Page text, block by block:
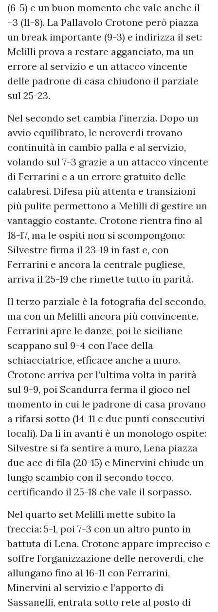
(6-5) e un buon momento che vale anche il
+3 (11-8). La Pallavolo Crotone però piazza
un break importante (9-3) e indirizza il set:
Melilli prova a restare agganciato, ma un
errore al servizio e un attacco vincente
delle padrone di casa chiudono il parziale
sul 25-23.
Nel secondo set cambia l’inerzia. Dopo un
avvio equilibrato, le neroverdi trovano
continuità in cambio palla e al servizio,
volando sul 7-3 grazie a un attacco vincente
di Ferrarini e a un errore gratuito delle
calabresi. Difesa più attenta e transizioni
più pulite permettono a Melilli di gestire un
vantaggio costante. Crotone rientra fino al
18-17, ma le ospiti non si scompongono:
Silvestre firma il 23-19 in fast e, con
Ferrarini e ancora la centrale pugliese,
arriva il 25-19 che rimette tutto in parità.
Il terzo parziale è la fotografia del secondo,
ma con un Melilli ancora più convincente.
Ferrarini apre le danze, poi le siciliane
scappano sul 9-4 con l’ace della
schiacciatrice, efficace anche a muro.
Crotone arriva per l’ultima volta in parità
sul 9-9, poi Scandurra ferma il gioco nel
momento in cui le padrone di casa provano
a rifarsi sotto (14-11 e due punti consecutivi
locali). Da lì in avanti è un monologo ospite:
Silvestre si fa sentire a muro, Lena piazza
due ace di fila (20-15) e Minervini chiude un
lungo scambio con il secondo tocco,
certificando il 25-18 che vale il sorpasso.
Nel quarto set Melilli mette subito la
freccia: 5-1, poi 7-3 con un altro punto in
battuta di Lena. Crotone appare impreciso e
soffre l’organizzazione delle neroverdi, che
allungano fino al 16-11 con Ferrarini,
Minervini al servizio e l’apporto di
Sassanelli, entrata sotto rete al posto di